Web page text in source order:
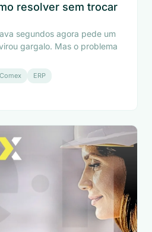
resolver sem trocar
segundos agora pede um
gargalo. Mas o problema
Comex ERP